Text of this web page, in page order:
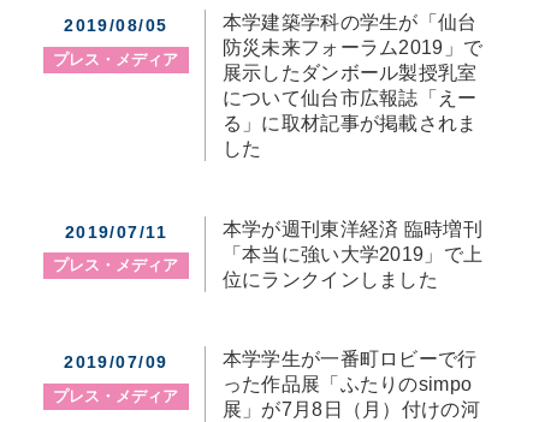
2019/08/05
プレス・メディア
本学建築学科の学生が「仙台
防災未来フォーラム2019」で
展示したダンボール製授乳室
について仙台市広報誌「えー
る」に取材記事が掲載されま
した
2019/07/11
プレス・メディア
本学が週刊東洋経済 臨時増刊
「本当に強い大学2019」で上
位にランクインしました
2019/07/09
プレス・メディア
本学学生が一番町ロビーで行
った作品展「ふたりのsimpo
展」が7月8日（月）付けの河